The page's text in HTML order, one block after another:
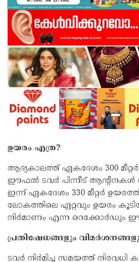
ഉയരം എത്ര?
ആദ്യകാലത്ത് ഏകദേശം 300
ഈഫൽ ടവർ പിന്നീട് ആന്റിനകൾ
ഇന്ന് ഏകദേശം 330 മീറ്റർ
ലോകത്തിലെ ഏറ്റവും ഉയരം
നിർമാണം എന്ന റെക്കോർഡും ഈ
പ്രതിഷേധങ്ങളും
ടവർ നിർമിച്ച സമയത്ത് നിരവധി